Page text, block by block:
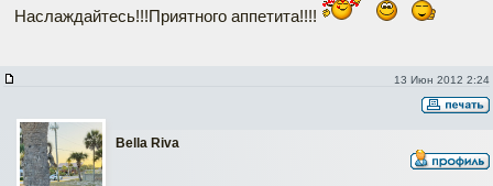
Наслаждайтесь!!!Приятного аппетита!!!!
13 Июн 2012 2:24
Bella Riva